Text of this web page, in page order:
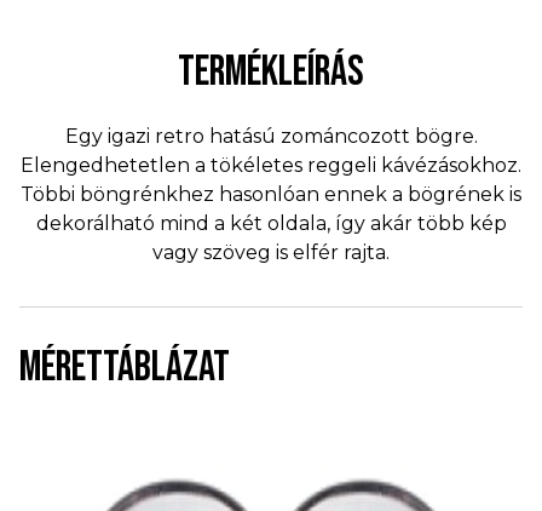
TERMÉKLEÍRÁS
Egy igazi retro hatású zománcozott bögre.
Elengedhetetlen a tökéletes reggeli kávézásokhoz.
Többi böngrénkhez hasonlóan ennek a bögrének is
dekorálható mind a két oldala, így akár több kép
vagy szöveg is elfér rajta.
MÉRETTÁBLÁZAT